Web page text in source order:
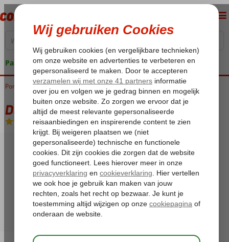
Pakketgarantie
Home
Portugal Algarve Albufeira Da Aldeia Appartementen
Da Aldeia Appartementen
Logies-Appartement